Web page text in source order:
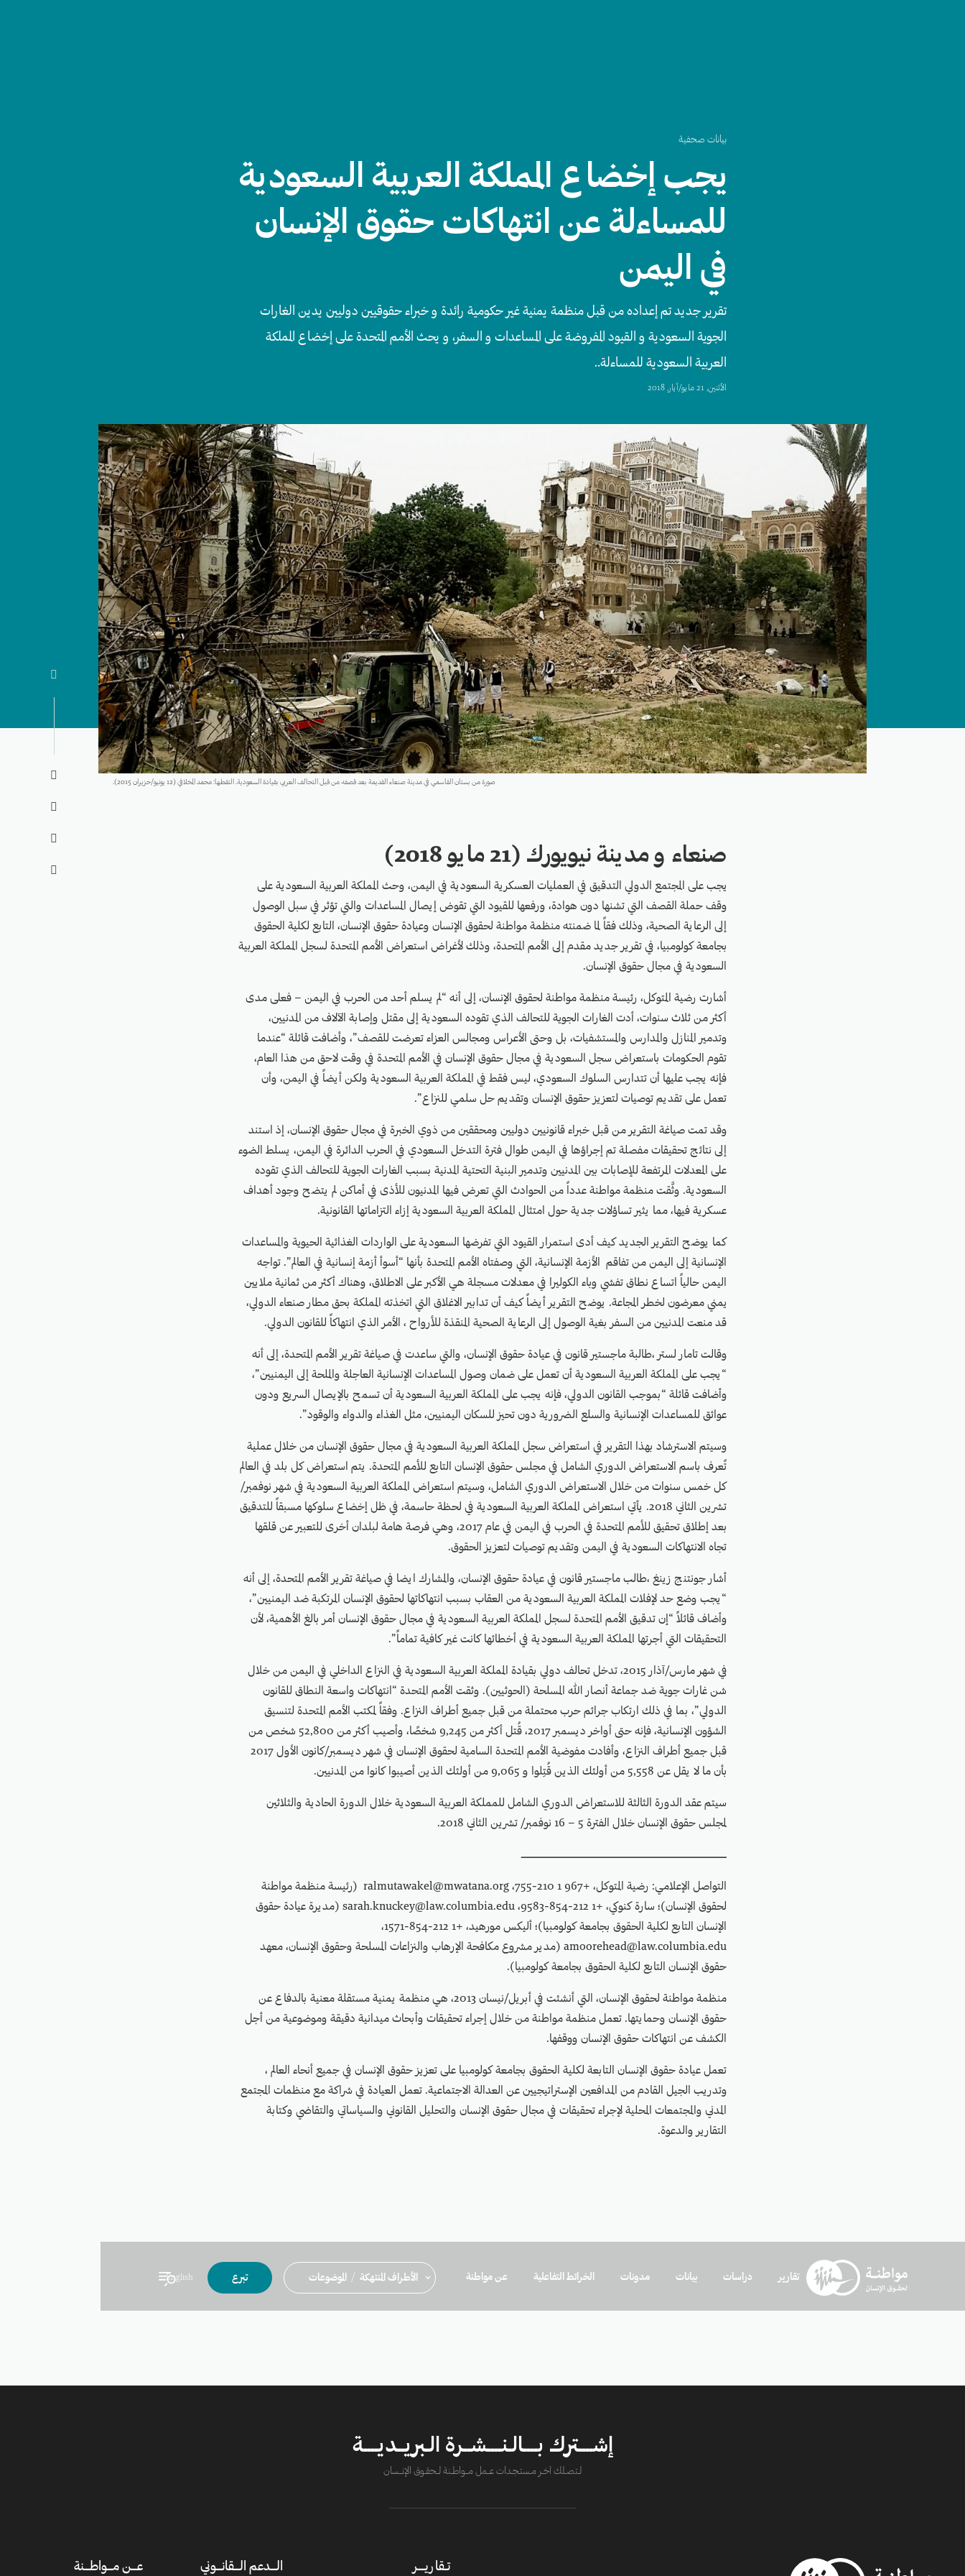
بيانات صحفية
يجب إخضاع المملكة العربية السعودية
للمساءلة عن انتهاكات حقوق الإنسان
في اليمن
تقرير جديد تم إعداده من قبل منظمة يمنية غير حكومية رائدة و خبراء حقوقيين دوليين يدين الغارات
الجوية السعودية و القيود المفروضة على المساعدات و السفر، و يحث الأمم المتحدة على إخضاع المملكة
العربية السعودية للمساءلة..
اﻷثنين, 21 مايو/أيار, 2018
صورة من بستان القاسمي في مدينة صنعاء القديمة بعد قصفه من قبل التحالف العربي بقيادة السعودية. التقطها: محمد المخلافي (12 يونيو/حزيران 2015).





صنعاء و مدينة نيويورك (21 مايو 2018)
يجب على المجتمع الدولي التدقيق في العمليات العسكرية السعودية في اليمن، وحث المملكة العربية السعودية على
وقف حملة القصف التي تشنها دون هوادة، ورفعها للقيود التي تقوض إيصال المساعدات والتي تؤثر في سبل الوصول
إلى الرعاية الصحية، وذلك فقاً لما ضمنته منظمة مواطنة لحقوق الإنسان وعيادة حقوق الإنسان، التابع لكلية الحقوق
بجامعة كولومبيا، في تقرير جديد مقدم إلى الأمم المتحدة، وذلك لأغراض استعراض الأمم المتحدة لسجل المملكة العربية
السعودية في مجال حقوق الإنسان.
أشارت رضية المتوكل، رئيسة منظمة مواطنة لحقوق الإنسان، إلى أنه “لم يسلم أحد من الحرب في اليمن – فعلى مدى
أكثر من ثلاث سنوات، أدت الغارات الجوية للتحالف الذي تقوده السعودية إلى مقتل وإصابة الآلاف من المدنيين،
وتدمير المنازل والمدارس والمستشفيات، بل وحتى الأعراس ومجالس العزاء تعرضت للقصف”، وأضافت قائلة “عندما
تقوم الحكومات باستعراض سجل السعودية في مجال حقوق الإنسان في الأمم المتحدة في وقت لاحق من هذا العام،
فإنه يجب عليها أن تتدارس السلوك السعودي، ليس فقط في المملكة العربية السعودية ولكن أيضاً في اليمن، وأن
تعمل على تقديم توصيات لتعزيز حقوق الإنسان وتقديم حل سلمي للنزاع”.
وقد تمت صياغة التقرير من قبل خبراء قانونيين دوليين ومحققين من ذوي الخبرة في مجال حقوق الإنسان، إذ استند
إلى نتائج تحقيقات مفصلة تم إجراؤها في اليمن طوال فترة التدخل السعودي في الحرب الدائرة في اليمن، يسلط الضوء
على المعدلات المرتفعة للإصابات بين المدنيين وتدمير البنية التحتية المدنية بسبب الغارات الجوية للتحالف الذي تقوده
السعودية. وثَّقت منظمة مواطنة عدداً من الحوادث التي تعرض فيها المدنيون للأذى في أماكن لم يتضح وجود أهداف
عسكرية فيها، مما يثير تساؤلات جدية حول امتثال المملكة العربية السعودية إزاء التزاماتها القانونية.
كما يوضح التقرير الجديد كيف أدى استمرار القيود التي تفرضها السعودية على الواردات الغذائية الحيوية والمساعدات
الإنسانية إلى اليمن من تفاقم الأزمة الإنسانية، التي وصفتاه الأمم المتحدة بأنها “أسوأ أزمة إنسانية في العالم”. تواجه
اليمن حالياً اتساع نطاق تفشي وباء الكوليرا في معدلات مسجلة هي الأكبر على الاطلاق، وهناك أكثر من ثمانية ملايين
يمني معرضون لخطر المجاعة. يوضح التقرير أيضاً كيف أن تدابير الاغلاق التي اتخذته المملكة بحق مطار صنعاء الدولي،
قد منعت المدنيين من السفر بغية الوصول إلى الرعاية الصحية المنقذة للأرواح ، الأمر الذي انتهاكاً للقانون الدولي.
وقالت تامار لستر ،طالبة ماجستير قانون في عيادة حقوق الإنسان، والتي ساعدت في صياغة تقرير الأمم المتحدة، إلى أنه
“يجب على المملكة العربية السعودية أن تعمل على ضمان وصول المساعدات الإنسانية العاجلة والملحة إلى اليمنيين”،
وأضافت قائلة “بموجب القانون الدولي، فإنه يجب على المملكة العربية السعودية أن تسمح بالإيصال السريع ودون
عوائق للمساعدات الإنسانية والسلع الضرورية دون تحيز للسكان اليمنيين، مثل الغذاء والدواء والوقود”.
وسيتم الاسترشاد بهذا التقرير في استعراض سجل المملكة العربية السعودية في مجال حقوق الإنسان من خلال عملية
تًعرف باسم الاستعراض الدوري الشامل في مجلس حقوق الإنسان التابع للأمم المتحدة. يتم استعراض كل بلد في العالم
كل خمس سنوات من خلال الاستعراض الدوري الشامل، وسيتم استعراض المملكة العربية السعودية في شهر نوفمبر/
تشرين الثاني 2018. يأتي استعراض المملكة العربية السعودية في لحظة حاسمة، في ظل إخضاع سلوكها مسبقاً للتدقيق
بعد إطلاق تحقيق للأمم المتحدة في الحرب في اليمن في عام 2017، وهي فرصة هامة لبلدان أخرى للتعبير عن قلقها
تجاه الانتهاكات السعودية في اليمن وتقديم توصيات لتعزيز الحقوق.
أشار جونتنج زينغ ،طالب ماجستير قانون في عيادة حقوق الإنسان، والمشارك ايضا في صياغة تقرير الأمم المتحدة، إلى أنه
“يجب وضع حد لإفلات المملكة العربية السعودية من العقاب بسبب انتهاكاتها لحقوق الإنسان المرتكبة ضد اليمنيين”،
وأضاف قائلاً “إن تدقيق الأمم المتحدة لسجل المملكة العربية السعودية في مجال حقوق الإنسان أمر بالغ الأهمية، لأن
التحقيقات التي أجرتها المملكة العربية السعودية في أخطائها كانت غير كافية تماماً”.
في شهر مارس/آذار 2015، تدخل تحالف دولي بقيادة المملكة العربية السعودية في النزاع الداخلي في اليمن من خلال
شن غارات جوية ضد جماعة أنصار الله المسلحة (الحوثيين). وثقت الأمم المتحدة “انتهاكات واسعة النطاق للقانون
الدولي”، بما في ذلك ارتكاب جرائم حرب محتملة من قبل جميع أطراف النزاع. وفقاً لمكتب الأمم المتحدة لتنسيق
الشؤون الإنسانية، فإنه حتى أواخر ديسمبر 2017، قُتل أكثر من 9,245 شخصًا، وأصيب أكثر من 52,800 شخص من
قبل جميع أطراف النزاع، وأفادت مفوضية الأمم المتحدة السامية لحقوق الإنسان في شهر ديسمبر/كانون الأول 2017
بأن ما لا يقل عن 5,558 من أولئك الذين قُتِلوا و 9,065 من أولئك الذين أصيبوا كانوا من المدنيين.
سيتم عقد الدورة الثالثة للاستعراض الدوري الشامل للمملكة العربية السعودية خلال الدورة الحادية والثلاثين
لمجلس حقوق الإنسان خلال الفترة 5 – 16 نوفمبر/ تشرين الثاني 2018.
ـــــــــــــــــــــــــــــــــــــــــــــــــــــــــــــــــــــــــــــــــــــــــــــــــــــــــــــــــــــــــــــــــــــــــــــــ
التواصل الإعلامي: رضية المتوكل، +967 1 210-755، ralmutawakel@mwatana.org (رئيسة منظمة مواطنة
لحقوق الإنسان)؛ سارة كنوكي، +1 212-854-9583، sarah.knuckey@law.columbia.edu (مديرة عيادة حقوق
الإنسان التابع لكلية الحقوق بجامعة كولومبيا)؛ أليكس مورهيد، +1 212-854-1571،
amoorehead@law.columbia.edu (مدير مشروع مكافحة الإرهاب والنزاعات المسلحة وحقوق الإنسان، معهد
حقوق الإنسان التابع لكلية الحقوق بجامعة كولومبيا).
منظمة مواطنة لحقوق الإنسان، التي أنشئت في أبريل/نيسان 2013، هي منظمة يمنية مستقلة معنية بالدفاع عن
حقوق الإنسان وحمايتها. تعمل منظمة مواطنة من خلال إجراء تحقيقات وأبحاث ميدانية دقيقة وموضوعية من أجل
الكشف عن انتهاكات حقوق الإنسان ووقفها.
تعمل عيادة حقوق الإنسان التابعة لكلية الحقوق بجامعة كولومبيا على تعزيز حقوق الإنسان في جميع أنحاء العالم ،
وتدريب الجيل القادم من المدافعين الإستراتيجيين عن العدالة الاجتماعية. تعمل العيادة في شراكة مع منظمات المجتمع
المدني والمجتمعات المحلية لإجراء تحقيقات في مجال حقوق الإنسان والتحليل القانوني والسياساتي والتقاضي وكتابة
التقارير والدعوة.
تقارير دراسات بيانات مدونات الخرائط التفاعلية عن مواطنة الأطراف المنتهكة / الموضوعات تبرع English
إشــــترك بــــالـنــــشــرة الـبريــديــــة
لــتصــلك آخــر مــستـجــدات عــــمل مــــواطــنة لـــحقــوق الإنــــسان
تــقاريـــــر الــــدعم الــــقانــــوني عــــن مــــواطــــنة